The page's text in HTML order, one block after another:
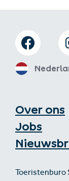
Over ons
Jobs
Toeristenburo